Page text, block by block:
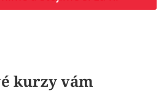
kurzy vám